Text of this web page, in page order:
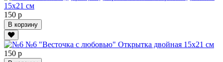
15х21 см
150 р
В корзину
№6 "Весточка с любовью" Открытка двойная 15х21 см
150 р